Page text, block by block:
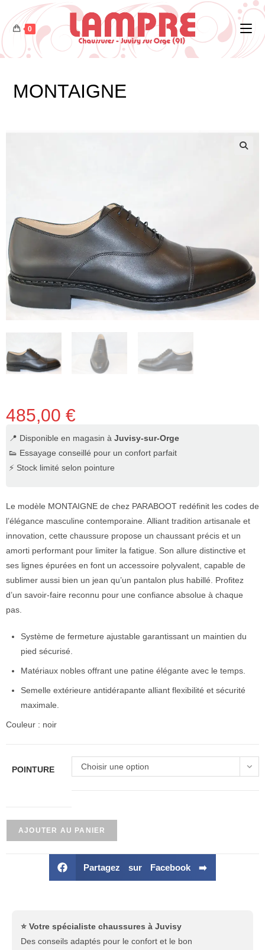
0
MONTAIGNE
485,00 €
📍 Disponible en magasin à Juvisy-sur-Orge
👟 Essayage conseillé pour un confort parfait
⚡ Stock limité selon pointure
Le modèle MONTAIGNE de chez PARABOOT redéfinit les codes de
l’élégance masculine contemporaine. Alliant tradition artisanale et
innovation, cette chaussure propose un chaussant précis et un
amorti performant pour limiter la fatigue. Son allure distinctive et
ses lignes épurées en font un accessoire polyvalent, capable de
sublimer aussi bien un jean qu’un pantalon plus habillé. Profitez
d’un savoir-faire reconnu pour une confiance absolue à chaque
pas.
Système de fermeture ajustable garantissant un maintien du
pied sécurisé.
Matériaux nobles offrant une patine élégante avec le temps.
Semelle extérieure antidérapante alliant flexibilité et sécurité
maximale.
Couleur : noir
POINTURE Choisir une option
AJOUTER AU PANIER
Partagez sur Facebook ➡️
⭐ Votre spécialiste chaussures à Juvisy
Des conseils adaptés pour le confort et le bon